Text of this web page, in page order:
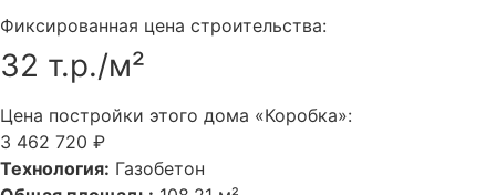
Фиксированная цена строительства:
32 т.р./м²
Цена постройки этого дома «Коробка»:
3 462 720 ₽
Технология: Газобетон